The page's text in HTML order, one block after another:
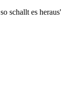
schallt es heraus'